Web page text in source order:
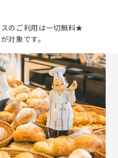
のご利用は一切無料★
対象です。